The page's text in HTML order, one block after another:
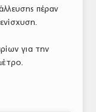
πέραν
για την